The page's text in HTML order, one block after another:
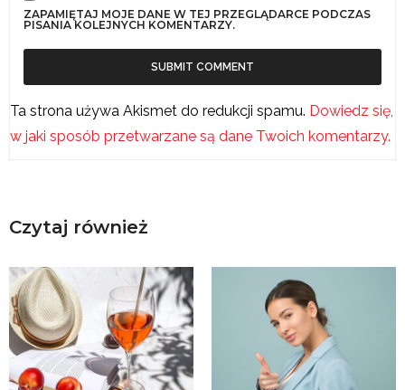
ZAPAMIĘTAJ MOJE DANE W TEJ PRZEGLĄDARCE PODCZAS
PISANIA KOLEJNYCH KOMENTARZY.
Ta strona używa Akismet do redukcji spamu. Dowiedz się,
w jaki sposób przetwarzane są dane Twoich komentarzy.
Czytaj również